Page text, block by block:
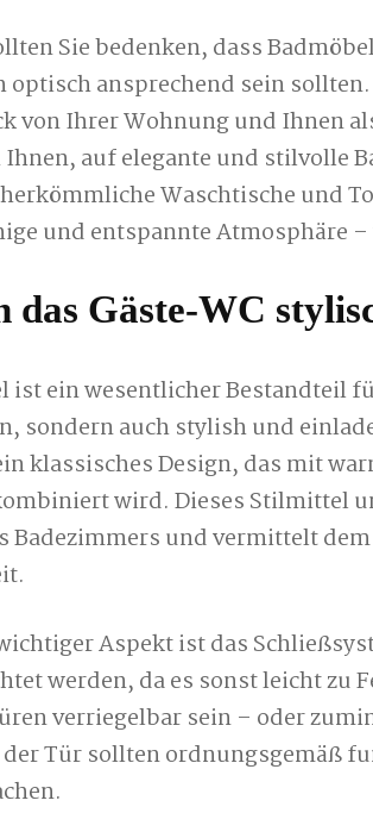
Sie bedenken, dass
optisch ansprechend sein
von Ihrer Wohnung und Ihnen
auf elegante und stilvolle
Waschtische und
und entspannte Atmosphäre
das Gäste-WC
ist ein wesentlicher Bestandteil
sondern auch stylish und
klassisches Design, das mit
wird. Dieses Stilmittel
Badezimmers und vermittelt
Aspekt ist das
werden, da es sonst leicht zu
verriegelbar sein – oder
der Tür sollten ordnungsgemäß